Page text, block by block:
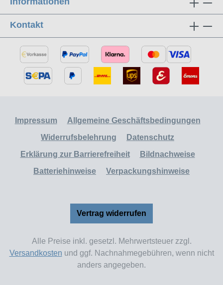
Kontakt
Impressum
Allgemeine Geschäftsbedingungen
Widerrufsbelehrung
Datenschutz
Erklärung zur Barrierefreiheit
Bildnachweise
Batteriehinweise
Verpackungshinweise
Vertrag widerrufen
Alle Preise inkl. gesetzl. Mehrwertsteuer zzgl.
Versandkosten und ggf. Nachnahmegebühren, wenn nicht
anders angegeben.